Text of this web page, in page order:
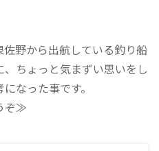
野から出航している釣り船
、ちょっと気まずい思いをし
なった事です。
ぞ≫